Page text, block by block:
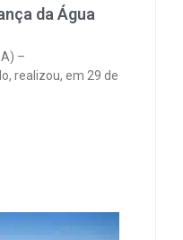
da Água
–
realizou, em 29 de